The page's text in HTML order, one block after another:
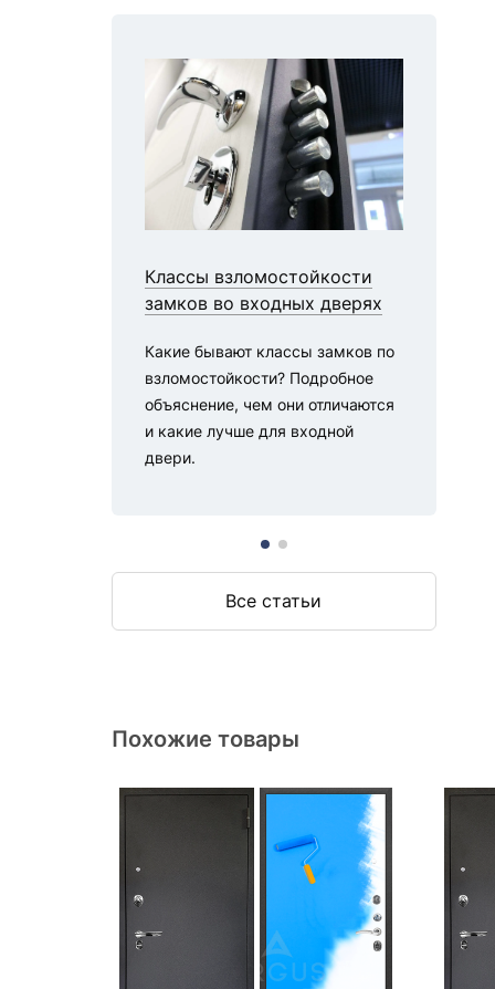
Классы взломостойкости
замков во входных дверях
Какие бывают классы замков по
взломостойкости? Подробное
объяснение, чем они отличаются
и какие лучше для входной
двери.
Все статьи
Похожие товары